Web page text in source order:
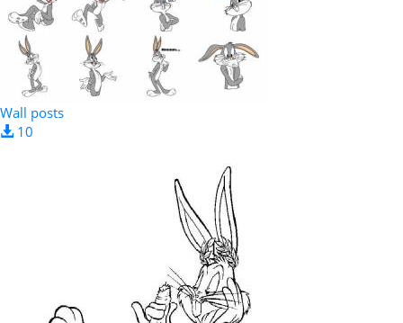
Wall posts
10